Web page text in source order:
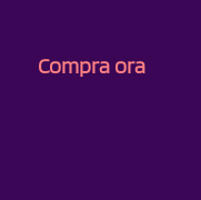
Compra ora